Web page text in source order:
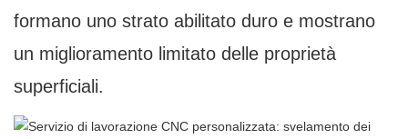
formano uno strato abilitato duro e mostrano
un miglioramento limitato delle proprietà
superficiali.